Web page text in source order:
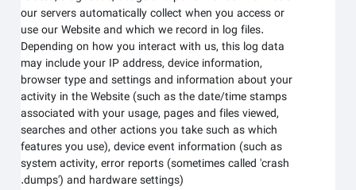
our servers automatically collect when you access or
use ourWebsiteand which we record in log files.
Depending on how you interact with us, this log data
may include your IP address, device information,
browser type and settings and information about your
activity in theWebsite(such as the date/time stamps
associated with your usage, pages and files viewed,
searches and other actions you take such as which
features you use), device event information (such as
system activity, error reports (sometimes called 'crash
dumps') and hardware settings).